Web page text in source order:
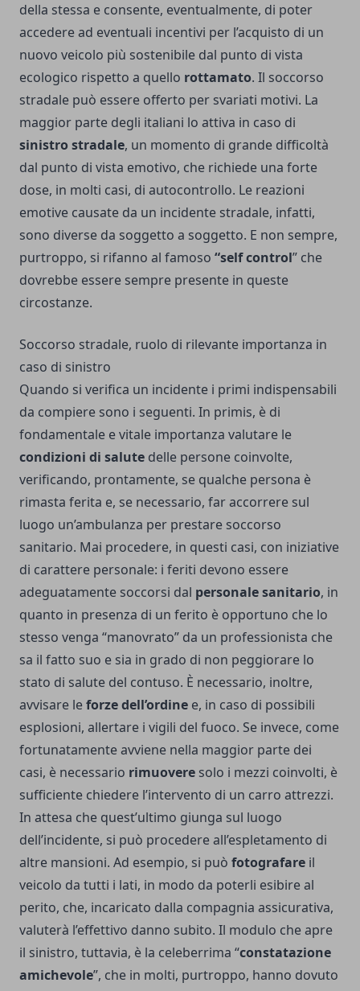
della stessa e consente, eventualmente, di poter
accedere ad eventuali incentivi per l’acquisto di un
nuovo veicolo più sostenibile dal punto di vista
ecologico rispetto a quello rottamato. Il soccorso
stradale può essere offerto per svariati motivi. La
maggior parte degli italiani lo attiva in caso di
sinistro stradale, un momento di grande difficoltà
dal punto di vista emotivo, che richiede una forte
dose, in molti casi, di autocontrollo. Le reazioni
emotive causate da un incidente stradale, infatti,
sono diverse da soggetto a soggetto. E non sempre,
purtroppo, si rifanno al famoso “self control” che
dovrebbe essere sempre presente in queste
circostanze.
Soccorso stradale, ruolo di rilevante importanza in
caso di sinistro
Quando si verifica un incidente i primi indispensabili
da compiere sono i seguenti. In primis, è di
fondamentale e vitale importanza valutare le
condizioni di salute delle persone coinvolte,
verificando, prontamente, se qualche persona è
rimasta ferita e, se necessario, far accorrere sul
luogo un’ambulanza per prestare soccorso
sanitario. Mai procedere, in questi casi, con iniziative
di carattere personale: i feriti devono essere
adeguatamente soccorsi dal personale sanitario, in
quanto in presenza di un ferito è opportuno che lo
stesso venga “manovrato” da un professionista che
sa il fatto suo e sia in grado di non peggiorare lo
stato di salute del contuso. È necessario, inoltre,
avvisare leforze dell’ordine e, in caso di possibili
esplosioni, allertare i vigili del fuoco. Se invece, come
fortunatamente avviene nella maggior parte dei
casi, è necessario rimuovere solo i mezzi coinvolti, è
sufficiente chiedere l’intervento di un carro attrezzi.
In attesa che quest’ultimo giunga sul luogo
dell’incidente, si può procedere all’espletamento di
altre mansioni. Ad esempio, si può fotografare il
veicolo da tutti i lati, in modo da poterli esibire al
perito, che, incaricato dalla compagnia assicurativa,
valuterà l’effettivo danno subito. Il modulo che apre
il sinistro, tuttavia, è la celeberrima “constatazione
amichevole”, che in molti, purtroppo, hanno dovuto